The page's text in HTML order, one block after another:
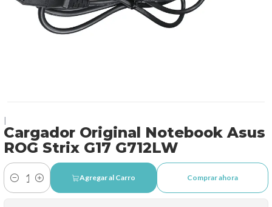
Cargador Original Notebook Asus
ROG Strix G17 G712LW
Cantidad
Agregar al Carro Comprar ahora